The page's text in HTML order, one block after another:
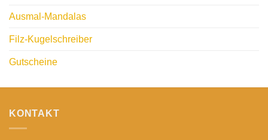
Ausmal-Mandalas
Filz-Kugelschreiber
Gutscheine
KONTAKT